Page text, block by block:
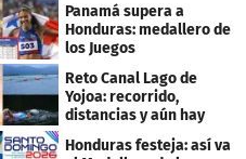
Panamá supera a
Honduras: medallero de
los Juegos
Centroamericanos
Reto Canal Lago de
Yojoa: recorrido,
distancias y aún hay
Honduras festeja: así va